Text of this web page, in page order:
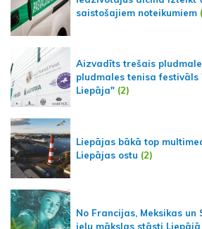
saistošajiem noteikumiem
Aizvadīts trešais
pludmales tenisa festivāls
Liepāja" (2)
Liepājas bākā top
Liepājas ostu (2)
No Francijas, Meksikas
ielu mākslas stāsti Liepājā